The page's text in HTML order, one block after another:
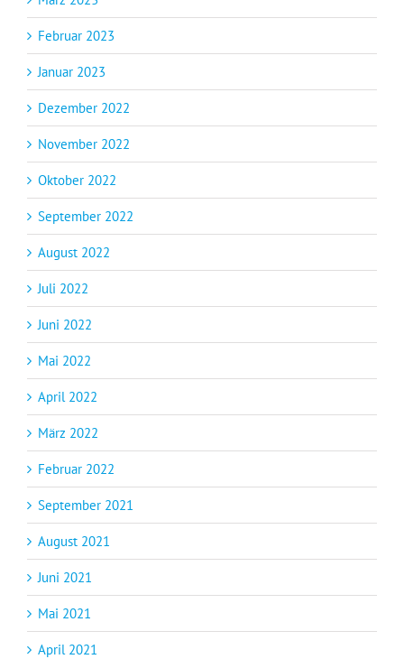
Februar 2023
Januar 2023
Dezember 2022
November 2022
Oktober 2022
September 2022
August 2022
Juli 2022
Juni 2022
Mai 2022
April 2022
März 2022
Februar 2022
September 2021
August 2021
Juni 2021
Mai 2021
April 2021